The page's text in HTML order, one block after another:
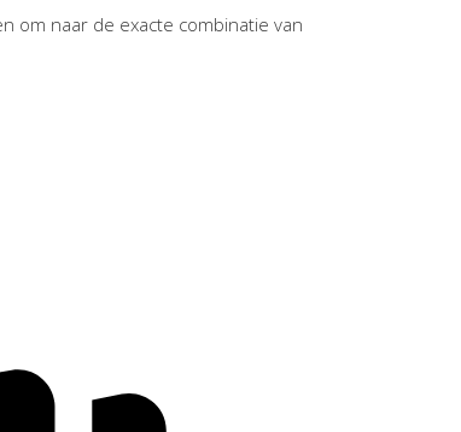
om naar de exacte combinatie van